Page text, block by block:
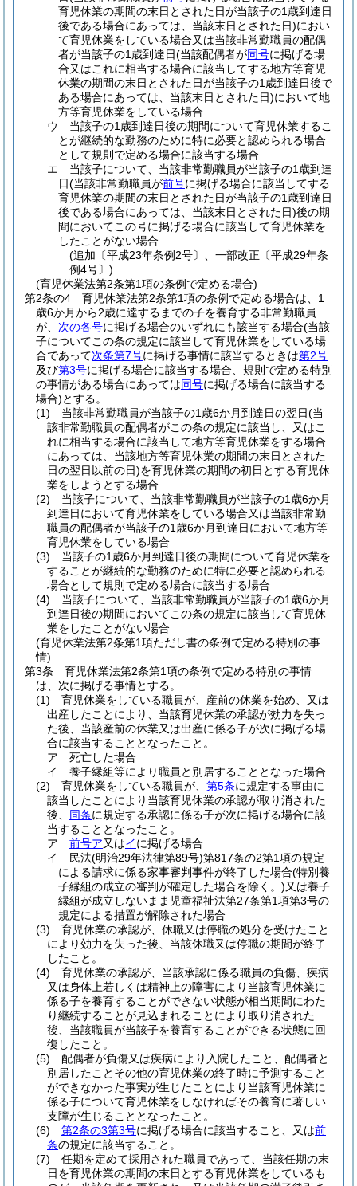
育児休業の期間の末日とされた日が当該子の1歳到達日
後である場合にあっては、当該末日とされた日)におい
て育児休業をしている場合又は当該非常勤職員の配偶
者が当該子の1歳到達日(当該配偶者が同号に掲げる場
合又はこれに相当する場合に該当してする地方等育児
休業の期間の末日とされた日が当該子の1歳到達日後で
ある場合にあっては、当該末日とされた日)において地
方等育児休業をしている場合
ウ
当該子の1歳到達日後の期間について育児休業するこ
とが継続的な勤務のために特に必要と認められる場合
として規則で定める場合に該当する場合
エ
当該子について、当該非常勤職員が当該子の1歳到達
日(当該非常勤職員が前号に掲げる場合に該当してする
育児休業の期間の末日とされた日が当該子の1歳到達日
後である場合にあっては、当該末日とされた日)後の期
間においてこの号に掲げる場合に該当して育児休業を
したことがない場合
(追加〔平成23年条例2号〕、一部改正〔平成29年条
例4号〕)
(育児休業法第2条第1項の条例で定める場合)
第2条の4
育児休業法第2条第1項の条例で定める場合は、1
歳6か月から2歳に達するまでの子を養育する非常勤職員
が、 次の各号に掲げる場合のいずれにも該当する場合(当該
子についてこの条の規定に該当して育児休業をしている場
合であって次条第7号に掲げる事情に該当するときは第2号
及び第3号に掲げる場合に該当する場合、規則で定める特別
の事情がある場合にあっては同号に掲げる場合に該当する
場合)とする。
(1)
当該非常勤職員が当該子の1歳6か月到達日の翌日(当
該非常勤職員の配偶者がこの条の規定に該当し、又はこ
れに相当する場合に該当して地方等育児休業をする場合
にあっては、当該地方等育児休業の期間の末日とされた
日の翌日以前の日)を育児休業の期間の初日とする育児休
業をしようとする場合
(2)
当該子について、当該非常勤職員が当該子の1歳6か月
到達日において育児休業をしている場合又は当該非常勤
職員の配偶者が当該子の1歳6か月到達日において地方等
育児休業をしている場合
(3)
当該子の1歳6か月到達日後の期間について育児休業を
することが継続的な勤務のために特に必要と認められる
場合として規則で定める場合に該当する場合
(4)
当該子について、当該非常勤職員が当該子の1歳6か月
到達日後の期間においてこの条の規定に該当して育児休
業をしたことがない場合
(育児休業法第2条第1項ただし書の条例で定める特別の事
情)
第3条
育児休業法第2条第1項の条例で定める特別の事情
は、次に掲げる事情とする。
(1)
育児休業をしている職員が、産前の休業を始め、又は
出産したことにより、当該育児休業の承認が効力を失っ
た後、当該産前の休業又は出産に係る子が次に掲げる場
合に該当することとなったこと。
ア
死亡した場合
イ
養子縁組等により職員と別居することとなった場合
(2)
育児休業をしている職員が、 第5条に規定する事由に
該当したことにより当該育児休業の承認が取り消された
後、 同条に規定する承認に係る子が次に掲げる場合に該
当することとなったこと。
ア
前号ア又はイに掲げる場合
イ
民法(明治29年法律第89号)第817条の2第1項の規定
による請求に係る家事審判事件が終了した場合(特別養
子縁組の成立の審判が確定した場合を除く。)又は養子
縁組が成立しないまま児童福祉法第27条第1項第3号の
規定による措置が解除された場合
(3)
育児休業の承認が、休職又は停職の処分を受けたこと
により効力を失った後、当該休職又は停職の期間が終了
したこと。
(4)
育児休業の承認が、当該承認に係る職員の負傷、疾病
又は身体上若しくは精神上の障害により当該育児休業に
係る子を養育することができない状態が相当期間にわた
り継続することが見込まれることにより取り消された
後、当該職員が当該子を養育することができる状態に回
復したこと。
(5)
配偶者が負傷又は疾病により入院したこと、配偶者と
別居したことその他の育児休業の終了時に予測すること
ができなかった事実が生じたことにより当該育児休業に
係る子について育児休業をしなければその養育に著しい
支障が生じることとなったこと。
(6)
第2条の3第3号に掲げる場合に該当すること、又は前
条の規定に該当すること。
(7)
任期を定めて採用された職員であって、当該任期の末
日を育児休業の期間の末日とする育児休業をしているも